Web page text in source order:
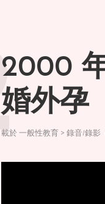
2000
婚外孕
載於 一般性教育 > 錄音/錄影
2